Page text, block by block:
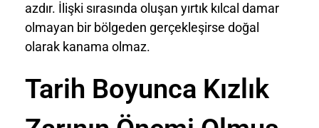
azdır. İlişki sırasında oluşan yırtık kılcal damar
olmayan bir bölgeden gerçekleşirse doğal
olarak kanama olmaz.
Tarih Boyunca Kızlık